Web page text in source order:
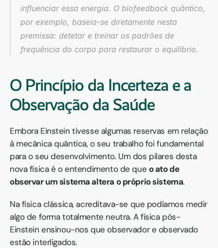
influenciar essa energia. O biofeedback quântico,
por exemplo, baseia-se diretamente nesta
premissa: detetar e treinar os padrões de
frequência do corpo para restaurar o equilíbrio.
O Princípio da Incerteza e a
Observação da Saúde
Embora Einstein tivesse algumas reservas em relação
à mecânica quântica, o seu trabalho foi fundamental
para o seu desenvolvimento. Um dos pilares desta
nova física é o entendimento de que o ato de
observar um sistema altera o próprio sistema.
Na física clássica, acreditava-se que podíamos medir
algo de forma totalmente neutra. A física pós-
Einstein ensinou-nos que observador e observado
estão interligados.